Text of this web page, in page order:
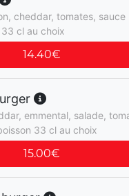
cheddar, tomates, sauce
cl au choix
14.40€
emmental, salade,
33 cl au choix
15.00€